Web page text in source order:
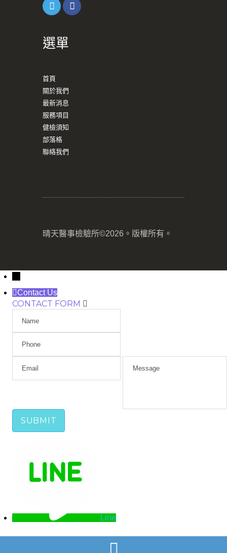
選單
首頁
關於我們
最新消息
服務項目
健檢須知
部落格
聯絡我們
晴天醫事檢驗所©2026。版權所有。
Contact Us
CONTACT FORM
Line